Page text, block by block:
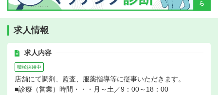
求人情報
求人内容
積極採用中
店舗にて調剤、監査、服薬指導等に従事いただきます。
■診療（営業）時間・・・月～土／9：00～18：00